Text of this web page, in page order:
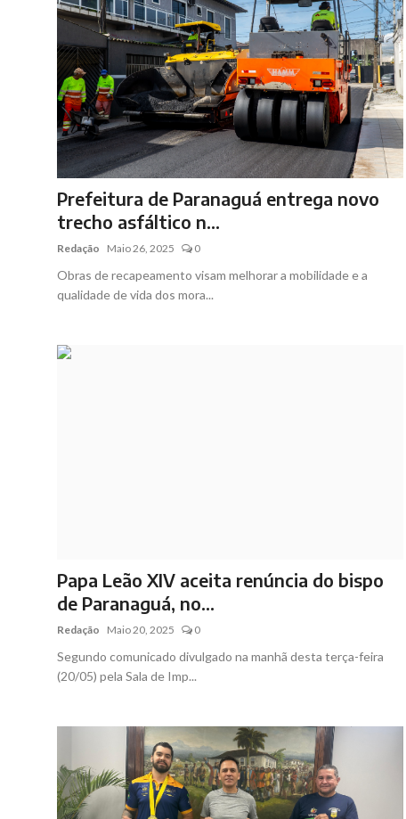
Prefeitura de Paranaguá entrega novo
trecho asfáltico n...
Redação Maio 26, 2025 0
Obras de recapeamento visam melhorar a mobilidade e a
qualidade de vida dos mora...
Papa Leão XIV aceita renúncia do bispo
de Paranaguá, no...
Redação Maio 20, 2025 0
Segundo comunicado divulgado na manhã desta terça-feira
(20/05) pela Sala de Imp...